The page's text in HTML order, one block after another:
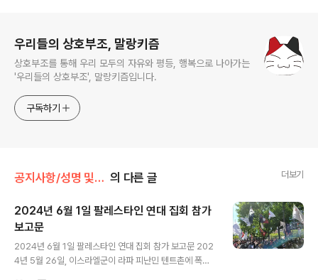
우리들의 상호부조, 말랑키즘
상호부조를 통해 우리 모두의 자유와 평등, 행복으로 나아가는
'우리들의 상호부조', 말랑키즘입니다.
구독하기
공지사항/성명 및 활동 의 다른 글 더보기
2024년 6월 1일 팔레스타인 연대 집회 참가
보고문
2024년 6월 1일 팔레스타인 연대 집회 참가 보고문 202
4년 5월 26일, 이스라엘군이 라파 피난민 텐트촌에 폭격